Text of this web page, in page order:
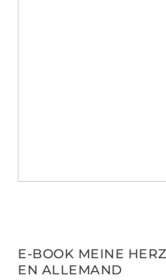
E-BOOK MEINE
EN ALLEMAND